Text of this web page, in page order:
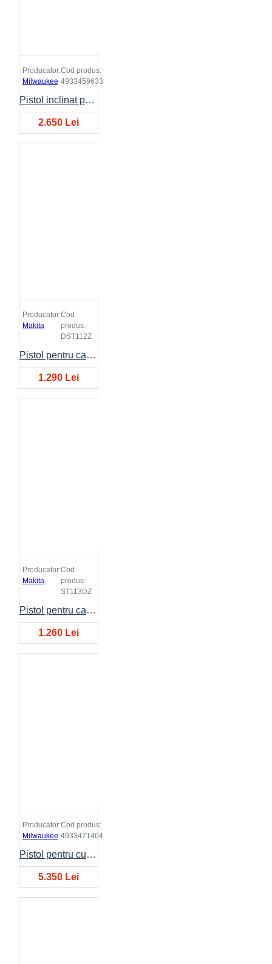
Producator:
Milwaukee
Cod produs:
4933459633
Pistol inclinat pentru cuie MILWAUKEE M18CN15GA-OX
2.650 Lei
Producator:
Makita
Cod
produs:
DST112Z
Pistol pentru capse DST112
1.290 Lei
Producator:
Makita
Cod
produs:
ST113DZ
Pistol pentru capse ST113
1.260 Lei
Producator:
Milwaukee
Cod produs:
4933471404
Pistol pentru cuie M18FFN-502C
5.350 Lei